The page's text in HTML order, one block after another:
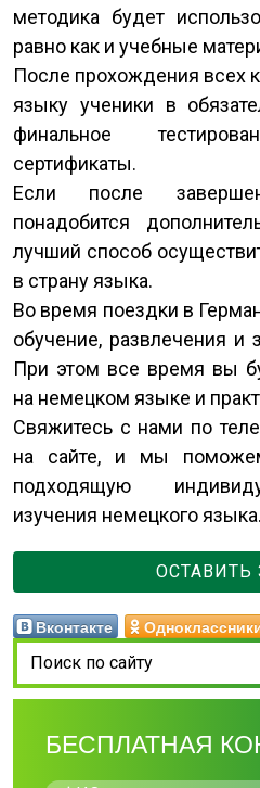
методика будет
равно как и учебные
После прохождения всех
языку ученики в
финальное
сертификаты.
Если после
понадобится
лучший способ
в страну языка.
Во время поездки в
обучение, развлечения и
При этом все время вы
на немецком языке и
Свяжитесь с нами по
на сайте, и мы
подходящую
изучения немецкого языка.
ОСТАВИТЬ
Вконтакте
БЕСПЛАТНАЯ